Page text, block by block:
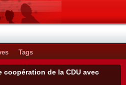
Tags
de la CDU avec